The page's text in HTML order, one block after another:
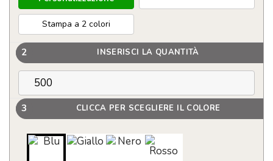
Stampa a 2 colori
2 INSERISCI LA QUANTITÀ
3 CLICCA PER SCEGLIERE IL COLORE